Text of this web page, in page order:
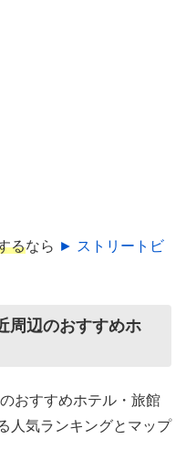
るなら ► ストリートビ
周辺のおすすめホ
おすすめホテル・旅館
人気ランキングとマップ